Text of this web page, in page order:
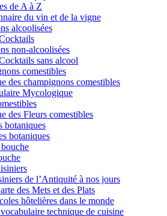
de A à Z
du vin et de la vigne
alcoolisées
non-alcoolisées
sans alcool
comestibles
des champignons comestibles
Mycologique
des Fleurs comestibles
botaniques
botaniques
de l’Antiquité à nos jours
des Mets et des Plats
hôtelières dans le monde
technique de cuisine